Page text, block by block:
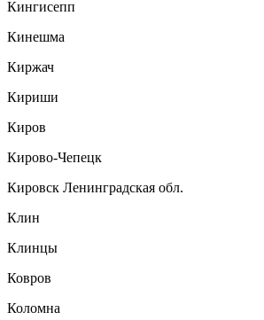
Кингисепп
Кинешма
Киржач
Кириши
Киров
Кирово-Чепецк
Кировск Ленинградская обл.
Клин
Клинцы
Ковров
Коломна